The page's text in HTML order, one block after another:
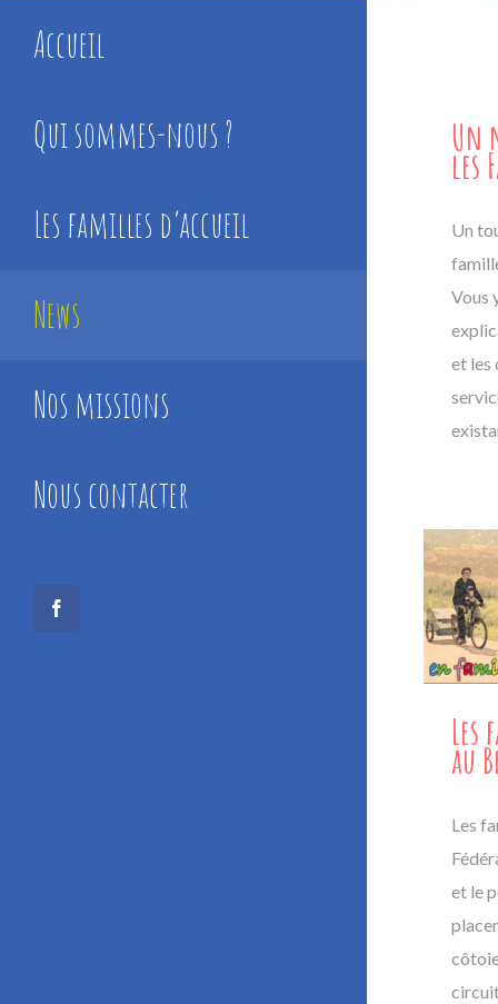
Accueil
Qui sommes-nous ?
Les familles d’accueil
News
Nos missions
Nous contacter
Un
les
Un
Vous
et les
au
Les
et le